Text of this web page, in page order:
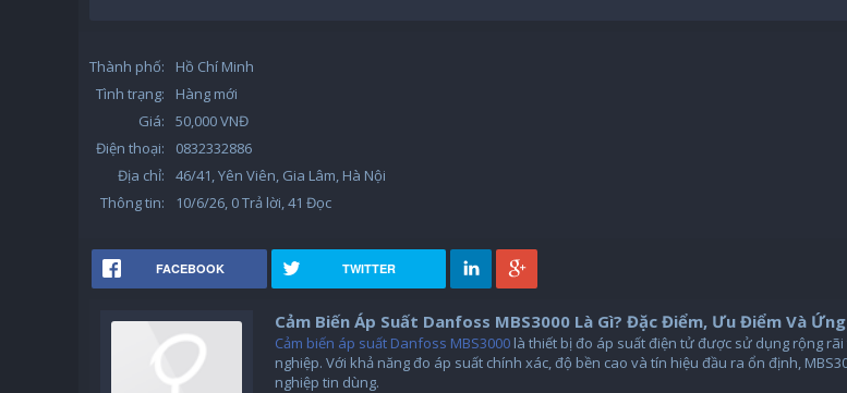
Thành phố:
Hồ Chí Minh
Tình trạng:
Hàng mới
Giá:
50,000 VNĐ
Điện thoại:
0832332886
Địa chỉ:
46/41, Yên Viên, Gia Lâm, Hà Nội
Thông tin:
10/6/26, 0 Trả lời, 41 Đọc
FACEBOOK TWITTER
Cảm Biến Áp Suất Danfoss MBS3000 Là Gì? Đặc Điểm, Ưu Điểm Và
Cảm biến áp suất Danfoss MBS3000 là thiết bị đo áp suất điện tử được sử dụng rộng
nghiệp. Với khả năng đo áp suất chính xác, độ bền cao và tín hiệu đầu ra ổn định,
nghiệp tin dùng.